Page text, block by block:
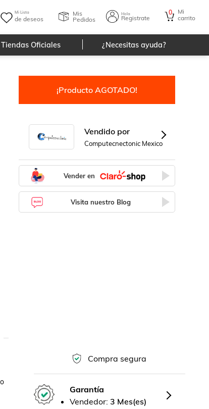
Mi Lista
de deseos
Mis
Pedidos
Hola
Registrate
0
Mi
carrito
Tiendas Oficiales ¿Necesitas ayuda?
¡Producto AGOTADO!
Vendido por
Computecnectonic Mexico
Vender en
Visita nuestro Blog
Compra segura
Garantía
Vendedor: 3 Mes(es)